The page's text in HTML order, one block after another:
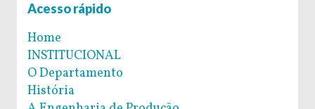
Acesso rápido
Home
INSTITUCIONAL
O Departamento
História